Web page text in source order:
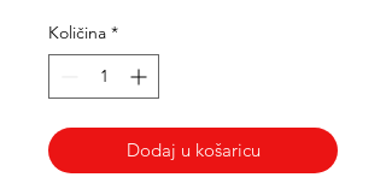
Količina *
Dodaj u košaricu